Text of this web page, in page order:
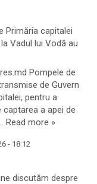
Primăria capitalei
Vadul lui Vodă au
Pompele de
de Guvern
pentru a
a apei de
Read more »
- 18:12
discutăm despre